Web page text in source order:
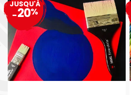
JUSQU'À
-20%